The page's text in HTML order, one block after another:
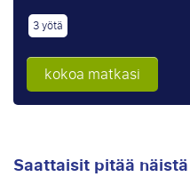
3 yötä
kokoa matkasi
Saattaisit pitää